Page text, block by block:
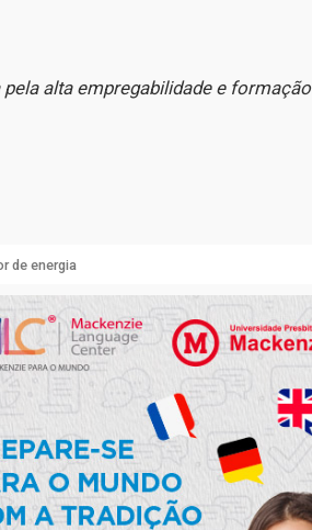
alta empregabilidade e formação
de energia